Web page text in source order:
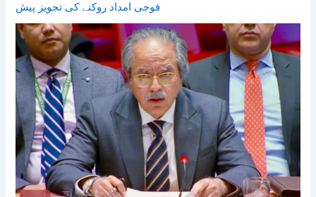
فوجی امداد روکنے کی تجویز پیش